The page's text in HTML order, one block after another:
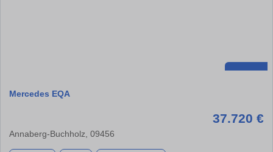
Mercedes EQA
37.720 €
Annaberg-Buchholz, 09456